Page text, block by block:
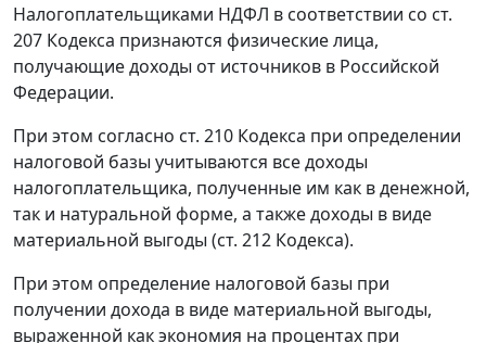
Налогоплательщиками НДФЛ в соответствии со ст.
207 Кодекса признаются физические лица,
получающие доходы от источников в Российской
Федерации.
При этом согласно ст. 210 Кодекса при определении
налоговой базы учитываются все доходы
налогоплательщика, полученные им как в денежной,
так и натуральной форме, а также доходы в виде
материальной выгоды (ст. 212 Кодекса).
При этом определение налоговой базы при
получении дохода в виде материальной выгоды,
выраженной как экономия на процентах при